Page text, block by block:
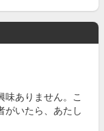
味ありません。こ
がいたら、あたし